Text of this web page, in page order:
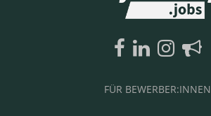
FÜR BEWERBER:INNEN